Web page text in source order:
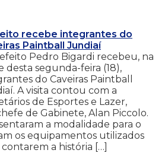
recebe integrantes do
Paintball Jundiaí
Pedro Bigardi recebeu, na
desta segunda-feira (18),
do Caveiras Paintball
A visita contou com a
de Esportes e Lazer,
de Gabinete, Alan Piccolo.
a modalidade para o
os equipamentos utilizados
a história […]